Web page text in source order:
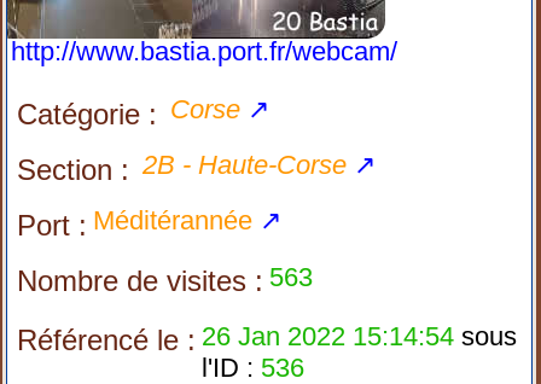
http://www.bastia.port.fr/webcam/
Catégorie : Corse ↗
Section : 2B - Haute-Corse ↗
Port : Méditérannée ↗
Nombre de visites : 563
Référencé le : 26 Jan 2022 15:14:54 sous
l'ID : 536